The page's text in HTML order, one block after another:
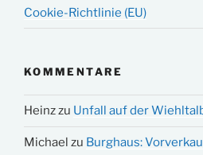
Cookie-Richtlinie (EU)
KOMMENTARE
Heinzzu Unfall auf der
Michael zu Burghaus: